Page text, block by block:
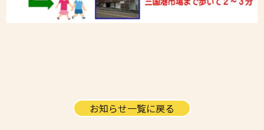
お知らせ一覧に戻る